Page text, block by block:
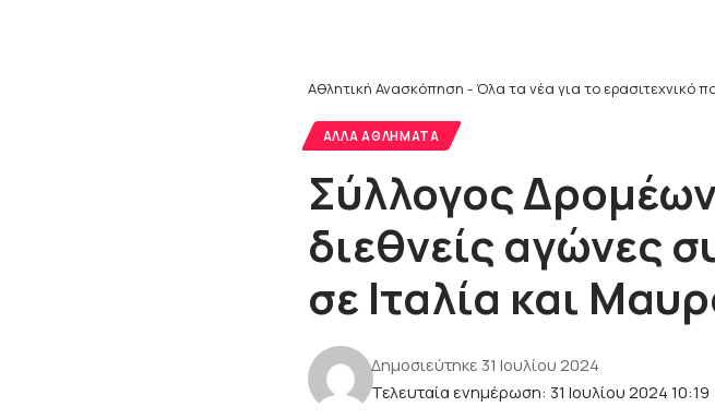
Αθλητική Ανασκόπηση - Όλα τα νέα για το ερασιτεχνικό
ΆΛΛΑ ΑΘΛΉΜΑΤΑ
Σύλλογος
διεθνείς αγώνες
σε Ιταλία και
Τελευταία ενημέρωση: 31 Ιουλίου 2024 10:19
Δημοσιεύτηκε 31 Ιουλίου 2024